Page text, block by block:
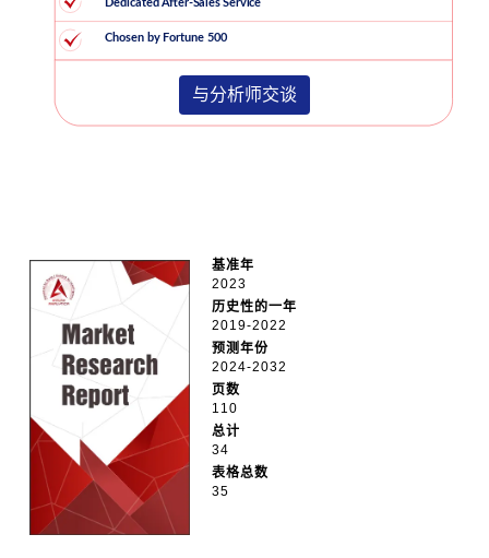
与分析师交谈
基准年
2023
历史性的一年
2019-2022
预测年份
2024-2032
页数
110
总计
34
表格总数
35